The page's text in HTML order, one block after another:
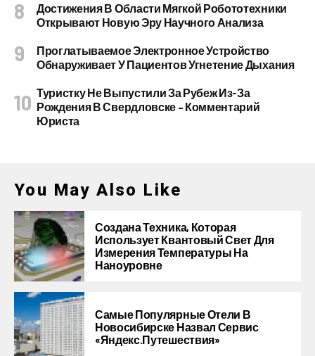
Достижения В Области Мягкой Робототехники
Открывают Новую Эру Научного Анализа
Проглатываемое Электронное Устройство
Обнаруживает У Пациентов Угнетение Дыхания
Туристку Не Выпустили За Рубеж Из-За
Рождения В Свердловске – Комментарий
Юриста
You May Also Like
Создана Техника, Которая
Использует Квантовый Свет Для
Измерения Температуры На
Наноуровне
Самые Популярные Отели В
Новосибирске Назвал Сервис
«Яндекс.Путешествия»